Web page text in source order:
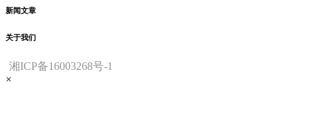
新闻文章
关于我们
湘ICP备16003268号-1
×